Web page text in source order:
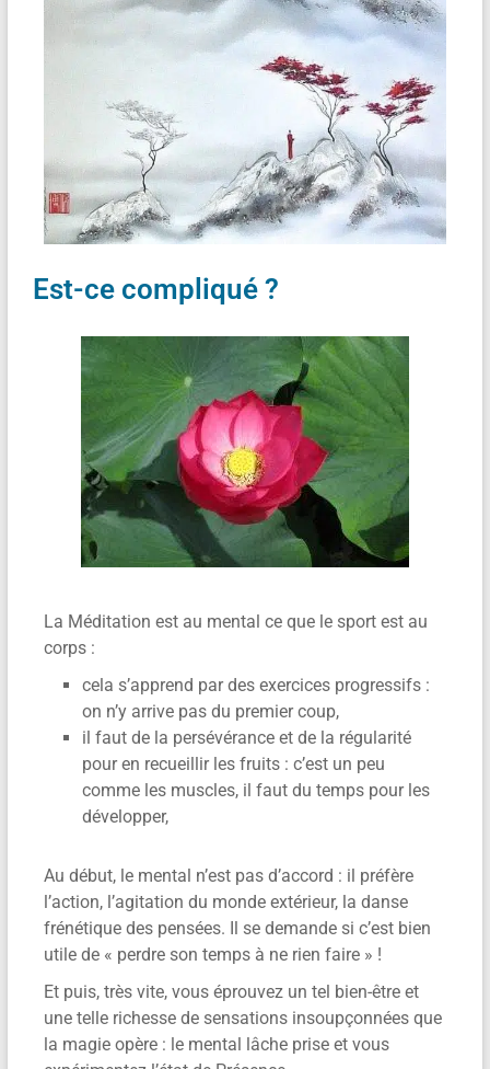
Est-ce compliqué ?
La Méditation est au mental ce que le sport est au
corps :
cela s’apprend par des exercices progressifs :
on n’y arrive pas du premier coup,
il faut de la persévérance et de la régularité
pour en recueillir les fruits : c’est un peu
comme les muscles, il faut du temps pour les
développer,
Au début, le mental n’est pas d’accord : il préfère
l’action, l’agitation du monde extérieur, la danse
frénétique des pensées. Il se demande si c’est bien
utile de « perdre son temps à ne rien faire » !
Et puis, très vite, vous éprouvez un tel bien-être et
une telle richesse de sensations insoupçonnées que
la magie opère : le mental lâche prise et vous